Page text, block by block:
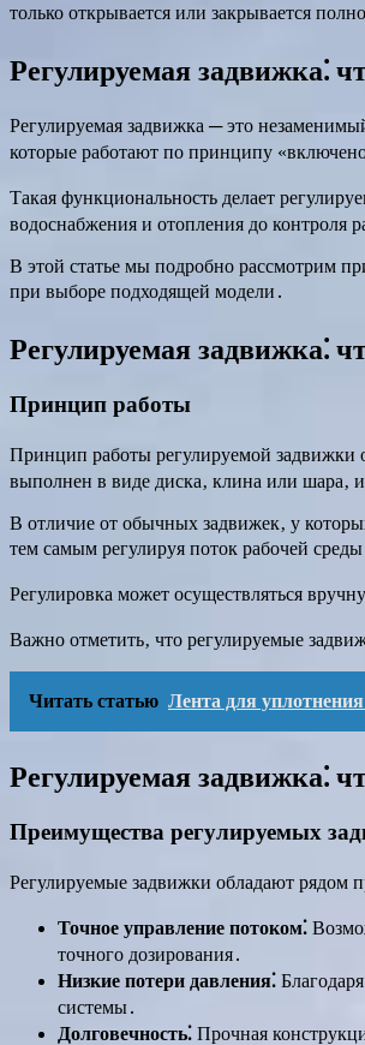
только открывается или закрывается
Регулируемая задвижка⁚
Регулируемая задвижка ─ это
которые работают по принципу
Такая функциональность делает
водоснабжения и отопления до контроля
В этой статье мы подробно рассмотрим
при выборе подходящей модели․
Регулируемая задвижка⁚
Принцип работы
Принцип работы регулируемой задвижки
выполнен в виде диска‚ клина или шара‚
В отличие от обычных задвижек‚ у
тем самым регулируя поток рабочей
Регулировка может осуществляться
Важно отметить‚ что регулируемые
Читать статью Лента для
Регулируемая задвижка⁚
Преимущества регулируемых
Регулируемые задвижки обладают рядом
Точное управление потоком⁚
точного дозирования․
Низкие потери давления⁚
системы․
Долговечность⁚ Прочная